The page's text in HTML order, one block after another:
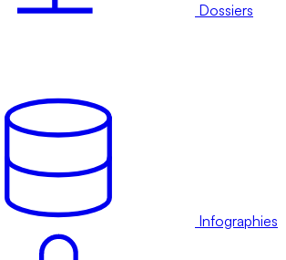
Dossiers
Infographies